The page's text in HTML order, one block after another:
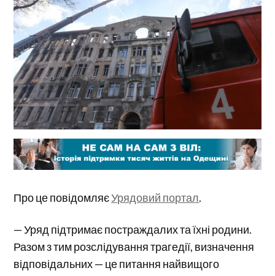
Про це повідомляєУрядовий портал.
— Уряд підтримає постраждалих та їхні родини.
Разом з тим розслідування трагедії, визначення
відповідальних — це питання найвищого